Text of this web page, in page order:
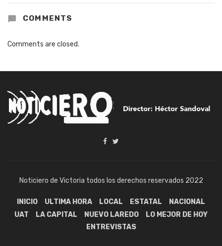
COMMENTS
Comments are closed.
Noticiero de Victoria todos los derechos reservados 2022
INICIO ULTIMA HORA LOCAL ESTATAL
NACIONAL
UAT
LA CAPITAL NUEVO LAREDO
LO MEJOR DE HOY
ENTREVISTAS